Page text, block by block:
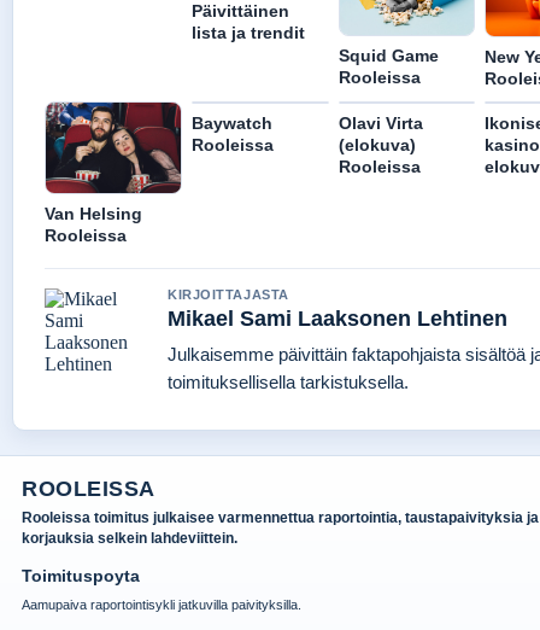
Päivittäinen
lista ja trendit
Squid Game
Rooleissa
New
Van Helsing
Rooleissa
Baywatch
Rooleissa
Olavi Virta
(elokuva)
Rooleissa
KIRJOITTAJASTA
Mikael Sami Laaksonen Lehtinen
Julkaisemme päivittäin faktapohjaista sisältöä
toimituksellisella tarkistuksella.
ROOLEISSA
Rooleissa toimitus julkaisee varmennettua raportointia, taustapaivityksia ja
korjauksia selkein lahdeviittein.
Toimituspoyta
Aamupaiva raportointisykli jatkuvilla paivityksilla.